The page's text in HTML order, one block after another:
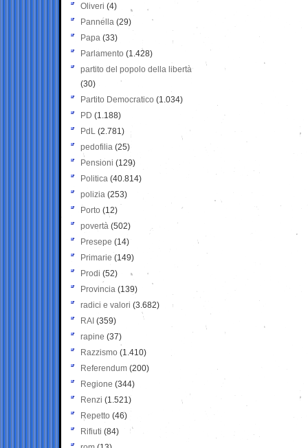
Oliveri (4)
Pannella (29)
Papa (33)
Parlamento (1.428)
partito del popolo della libertà
(30)
Partito Democratico (1.034)
PD (1.188)
PdL (2.781)
pedofilia (25)
Pensioni (129)
Politica (40.814)
polizia (253)
Porto (12)
povertà (502)
Presepe (14)
Primarie (149)
Prodi (52)
Provincia (139)
radici e valori (3.682)
RAI (359)
rapine (37)
Razzismo (1.410)
Referendum (200)
Regione (344)
Renzi (1.521)
Repetto (46)
Rifiuti (84)